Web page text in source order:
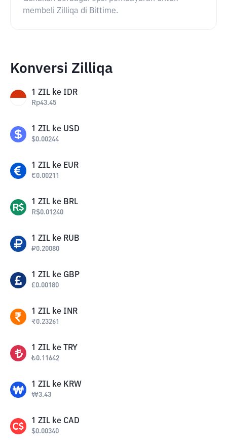
membeli Zilliqa di Bittime.
Konversi Zilliqa
1 ZIL ke IDR
Rp43.45
1 ZIL ke USD
$0.00244
1 ZIL ke EUR
€0.00211
1 ZIL ke BRL
R$0.01240
1 ZIL ke RUB
₽0.20080
1 ZIL ke GBP
£0.00180
1 ZIL ke INR
₹0.23261
1 ZIL ke TRY
₺0.11642
1 ZIL ke KRW
₩3.43
1 ZIL ke CAD
$0.00340